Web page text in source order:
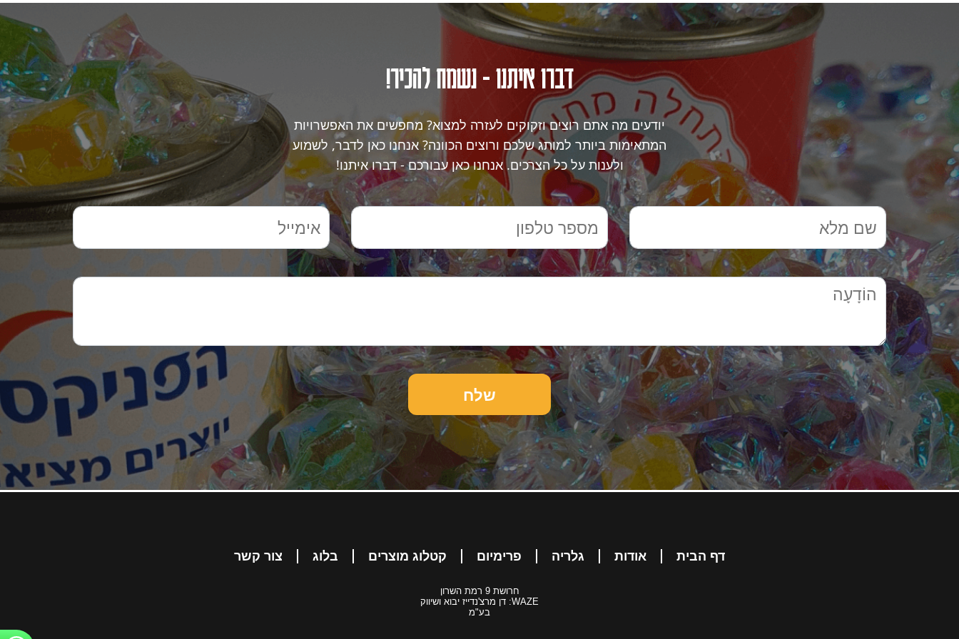
דברו איתנו - נשמח להכיר!
יודעים מה אתם רוצים וזקוקים לעזרה למצוא? מחפשים את האפשרויות
המתאימות ביותר למותג שלכם ורוצים הכוונה? אנחנו כאן לדבר, לשמוע
ולענות על כל הצרכים. אנחנו כאן עבורכם - דברו איתנו!
דף הבית אודות גלריה פרימיום קטלוג מוצרים בלוג צור קשר
חרושת 9 רמת השרון
WAZE: דן מרצ'נדייז יבוא ושיווק
בע"מ